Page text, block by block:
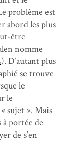
problème est
abord les plus
être
nomme
). D’autant plus
se trouve
le
le
sujet ». Mais
portée de
de s’en